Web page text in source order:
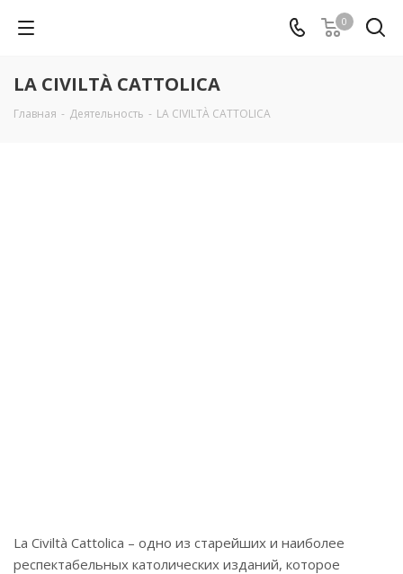
0
LA CIVILTÀ CATTOLICA
Главная - Деятельность - LA CIVILTÀ CATTOLICA
La Civiltà Cattolica – одно из старейших и наиболее
респектабельных католических изданий, которое